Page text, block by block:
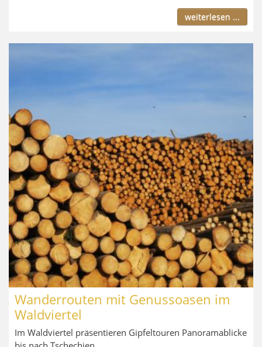
weiterlesen ...
Wanderrouten mit Genussoasen im
Waldviertel
Im Waldviertel präsentieren Gipfeltouren Panoramablicke